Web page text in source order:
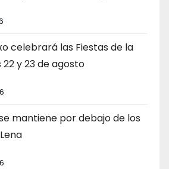
celebrará las Fiestas de la
y 23 de agosto
mantiene por debajo de los